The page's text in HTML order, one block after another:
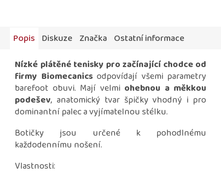
Popis Diskuze Značka Ostatní informace
Nízké plátěné tenisky pro začínající chodce od
firmy Biomecanics odpovídají všemi parametry
barefoot obuvi. Mají velmi ohebnou a měkkou
podešev, anatomický tvar špičky vhodný i pro
dominantní palec a vyjímatelnou stélku.
Botičky jsou určené k pohodlnému
každodennímu nošení.
Vlastnosti: